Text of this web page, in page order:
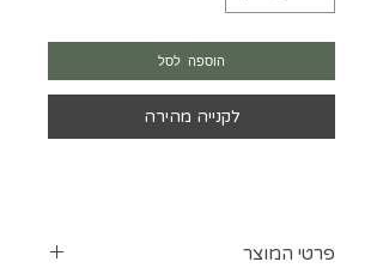
הוספה לסל
לקנייה מהירה
פרטי המוצר